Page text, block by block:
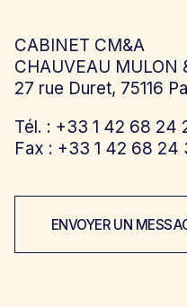
CABINET CM&A
CHAUVEAU MULON
27 rue Duret, 75116
Tél. : +33 1 42 68 24
Fax : +33 1 42 68 24
ENVOYER UN